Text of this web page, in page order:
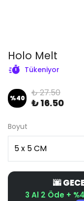
Holo Melt
Tükeniyor
%40 ₺ 27.50
₺ 16.50
Boyut
🌆
3 Al 2 Öde +